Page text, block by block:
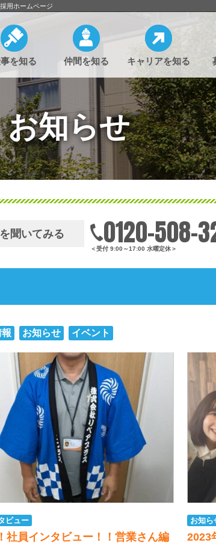
用ホームページ
を知る 仲間を知る キャリアを知る
お知らせ
聞いてみる 0120-508-
＜受付 9:00～17:00 水曜定休＞
お知らせ イベント
ビュー
社員インタビュー！！営業さん編
お知ら
2023